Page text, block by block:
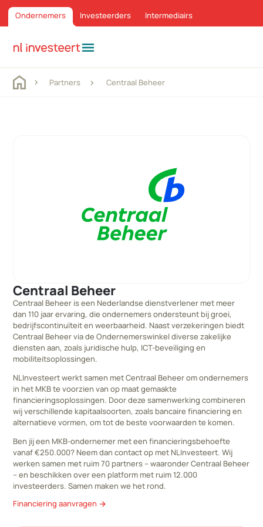
Ondernemers Investeerders Intermediairs
menu
Partners Centraal Beheer
Centraal Beheer
Centraal Beheer is een Nederlandse dienstverlener met meer
dan 110 jaar ervaring, die ondernemers ondersteunt bij groei,
bedrijfscontinuïteit en weerbaarheid. Naast verzekeringen biedt
Centraal Beheer via de Ondernemerswinkel diverse zakelijke
diensten aan, zoals juridische hulp, ICT-beveiliging en
mobiliteitsoplossingen.
NLInvesteert werkt samen met Centraal Beheer om ondernemers
in het MKB te voorzien van op maat gemaakte
financieringsoplossingen. Door deze samenwerking combineren
wij verschillende kapitaalsoorten, zoals bancaire financiering en
alternatieve vormen, om tot de beste voorwaarden te komen.
Ben jij een MKB-ondernemer met een financieringsbehoefte
vanaf €250.000? Neem dan contact op met NLInvesteert. Wij
werken samen met ruim 70 partners – waaronder Centraal Beheer
– en beschikken over een platform met ruim 12.000
investeerders. Samen maken we het rond.
Financiering aanvragen arrow_forward